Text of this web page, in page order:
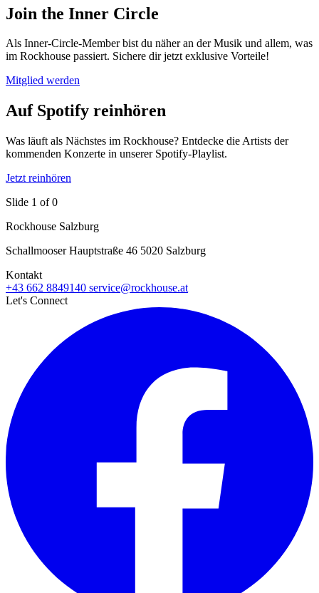
Join the Inner Circle
Als Inner-Circle-Member bist du näher an der Musik und allem, was
im Rockhouse passiert. Sichere dir jetzt exklusive Vorteile!
Mitglied werden
Auf Spotify reinhören
Was läuft als Nächstes im Rockhouse? Entdecke die Artists der
kommenden Konzerte in unserer Spotify-Playlist.
Jetzt reinhören
Slide 1 of 0
Rockhouse Salzburg
Schallmooser Hauptstraße 46 5020 Salzburg
Kontakt
+43 662 8849140 service@rockhouse.at
Let's Connect